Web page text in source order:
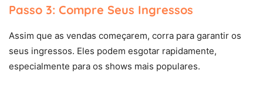
Passo 3: Compre Seus Ingressos
Assim que as vendas começarem, corra para garantir os
seus ingressos. Eles podem esgotar rapidamente,
especialmente para os shows mais populares.